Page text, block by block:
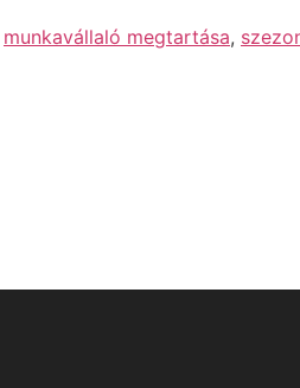
munkavállaló megtartása,